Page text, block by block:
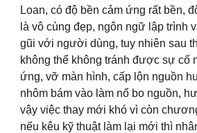
Loan, có độ bền cảm ứng rất bền,
là vô cùng đẹp, ngôn ngữ lập trình
gũi với người dùng, tuy nhiên sau
không thể không tránh được sự cố
ứng, vỡ màn hình, cấp lộn nguồn
nhôm bám vào làm nổ bo nguồn,
vậy việc thay mới khó vì còn
nếu kêu kỹ thuật làm lại mới thì